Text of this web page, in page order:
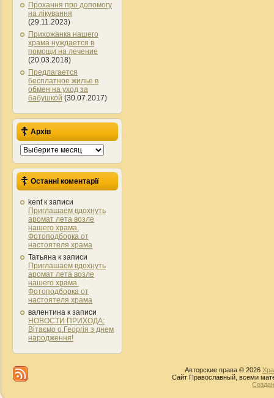
Прохання про допомогу
на лікування
(29.11.2023)
Прихожанка нашего
храма нуждается в
помощи на лечение
(20.03.2018)
Предлагается
бесплатное жилье в
обмен на уход за
бабушкой (30.07.2017)
Архів
Архів
Останні коментарії
kentк записи
Приглашаем вдохнуть
аромат лета возле
нашего храма.
Фотоподборка от
настоятеля храма
Татьяна к записи
Приглашаем вдохнуть
аромат лета возле
нашего храма.
Фотоподборка от
настоятеля храма
валентина к записи
НОВОСТИ ПРИХОДА:
Вітаємо о.Георгія з днем
народження!
Авторские права © 2026
Сайт Православный, всеми